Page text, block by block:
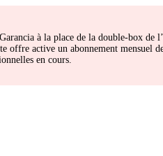
à la place de la double-box de
offre active un abonnement mensuel
en cours.